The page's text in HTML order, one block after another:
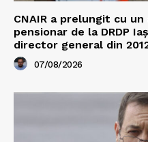
CNAIR a prelungit cu
pensionar de la DRDP
director general din
07/08/2026